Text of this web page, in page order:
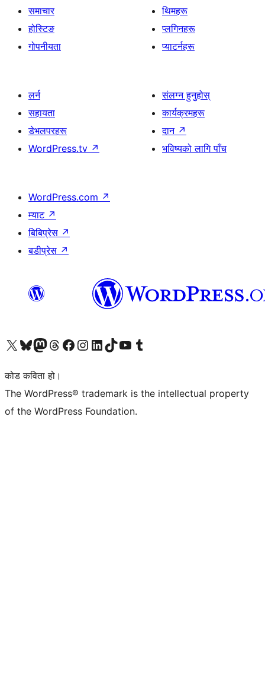
समाचार
होस्टिङ
गोपनीयता
थिमहरू
प्लगिनहरू
प्याटर्नहरू
लर्न
सहायता
डेभलपरहरू
WordPress.tv ↗
संलग्न हुनुहोस्
कार्यक्रमहरू
दान ↗
भविष्यको लागि पाँच
WordPress.com ↗
म्याट ↗
बिबिप्रेस ↗
बडीप्रेस ↗
हाम्रो X (पहिले ट्विटर) खातामा जानुहोस्
हाम्रो Bluesky खाता भ्रमण गर्नुहोस्
हाम्रो म्यास्टोडन खाता भ्रमण गर्नुहोस्
हाम्रो थ्रेड्स खातामा जानुहोस्
हाम्रो फेसबुक पेजमा जानुहोस्
हाम्रो इन्स्टाग्राम खातामा जानुहोस्
हाम्रो लिङ्क्डइन खातामा जानुहोस्
हाम्रो TikTok खाता भ्रमण गर्नुहोस्
हाम्रो युट्युब च्यानलमा जानुहोस्
हाम्रो टम्बलर खाता भ्रमण गर्नुहोस्
कोड कविता हो।
The WordPress® trademark is the intellectual property
of the WordPress Foundation.